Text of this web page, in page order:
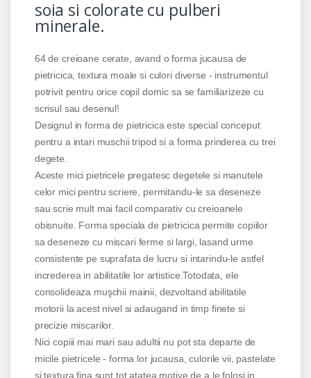
soia si colorate cu pulberi
minerale.
64 de creioane cerate, avand o forma jucausa de
pietricica, textura moale si culori diverse - instrumentul
potrivit pentru orice copil dornic sa se familiarizeze cu
scrisul sau desenul!
Designul in forma de pietricica este special conceput
pentru a intari muschii tripod si a forma prinderea cu trei
degete.
Aceste mici pietricele pregatesc degetele si manutele
celor mici pentru scriere, permitandu-le sa deseneze
sau scrie mult mai facil comparativ cu creioanele
obisnuite. Forma speciala de pietricica permite copiilor
sa deseneze cu miscari ferme si largi, lasand urme
consistente pe suprafata de lucru si intarindu-le astfel
increderea in abilitatile lor artistice.Totodata, ele
consolideaza muşchii mainii, dezvoltand abilitatile
motorii la acest nivel si adaugand in timp finete si
precizie miscarilor.
Nici copiii mai mari sau adultii nu pot sta departe de
micile pietricele - forma lor jucausa, culorile vii, pastelate
si textura fina sunt tot atatea motive de a le folosi in